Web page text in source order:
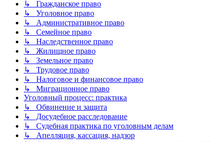
↳ Гражданское право
↳ Уголовное право
↳ Административное право
↳ Семейное право
↳ Наследственное право
↳ Жилищное право
↳ Земельное право
↳ Трудовое право
↳ Налоговое и финансовое право
↳ Миграционное право
Уголовный процесс: практика
↳ Обвинение и защита
↳ Досудебное расследование
↳ Судебная практика по уголовным делам
↳ Апелляция, кассация, надзор